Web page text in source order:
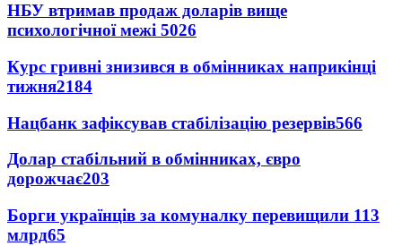
НБУ втримав продаж доларів вище
психологічної межі 5026
Курс гривні знизився в обмінниках наприкінці
тижня2184
Нацбанк зафіксував стабілізацію резервів566
Долар стабільний в обмінниках, євро
дорожчає203
Борги українців за комуналку перевищили 113
млрд65